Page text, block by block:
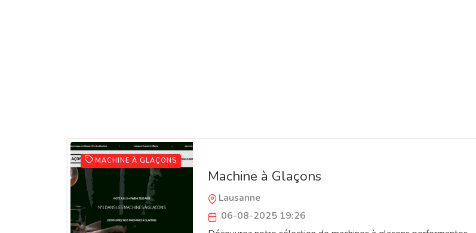
MACHINE À GLAÇONS
Machine à Glaçons
Lausanne
06-08-2025 19:26